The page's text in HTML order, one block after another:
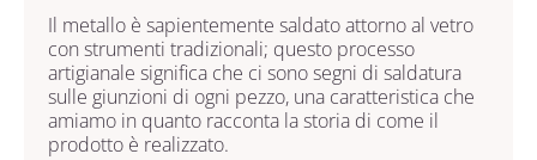
Il metallo è sapientemente saldato attorno al vetro
con strumenti tradizionali; questo processo
artigianale significa che ci sono segni di saldatura
sulle giunzioni di ogni pezzo, una caratteristica che
amiamo in quanto racconta la storia di come il
prodotto è realizzato.